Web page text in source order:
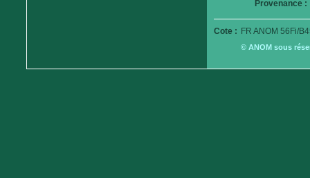
Provenance :
Cote : FR ANOM 56Fi/
© ANOM sous